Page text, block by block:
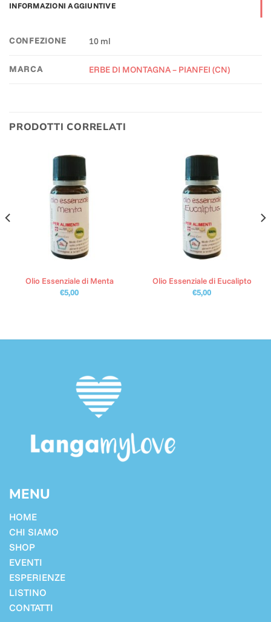
INFORMAZIONI AGGIUNTIVE
CONFEZIONE 10 ml
MARCA ERBE DI MONTAGNA – PIANFEI (CN)
PRODOTTI CORRELATI
Olio Essenziale di Menta
€5,00
Olio Essenziale di Eucalipto
€5,00
MENU
HOME
CHI SIAMO
SHOP
EVENTI
ESPERIENZE
LISTINO
CONTATTI